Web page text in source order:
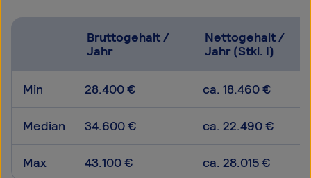
Bruttogehalt /
Jahr
Nettogehalt /
Jahr (Stkl. I)
Min 28.400 € ca. 18.460 €
Median 34.600 € ca. 22.490 €
Max 43.100 € ca. 28.015 €